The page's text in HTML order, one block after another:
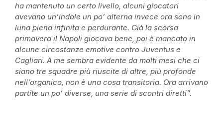
ha mantenuto un certo livello, alcuni giocatori
avevano un’indole un po’ alterna invece ora sono in
luna piena infinita e perdurante. Già la scorsa
primavera il Napoli giocava bene, poi è mancato in
alcune circostanze emotive contro Juventus e
Cagliari. A me sembra evidente da molti mesi che ci
siano tre squadre più riuscite di altre, più profonde
nell’organico, non è una cosa transitoria. Ora arrivano
partite un po’ diverse, una serie di scontri diretti”.